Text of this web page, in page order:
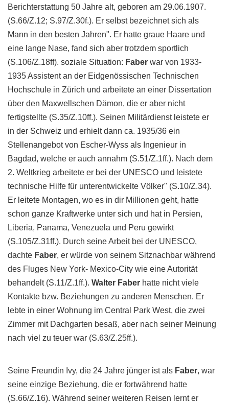
Berichterstattung 50 Jahre alt, geboren am 29.06.1907.
(S.66/Z.12; S.97/Z.30f.). Er selbst bezeichnet sich als
Mann in den besten Jahren". Er hatte graue Haare und
eine lange Nase, fand sich aber trotzdem sportlich
(S.106/Z.18ff). soziale Situation: Faber war von 1933-
1935 Assistent an der Eidgenössischen Technischen
Hochschule in Zürich und arbeitete an einer Dissertation
über den Maxwellschen Dämon, die er aber nicht
fertigstellte (S.35/Z.10ff.). Seinen Militärdienst leistete er
in der Schweiz und erhielt dann ca. 1935/36 ein
Stellenangebot von Escher-Wyss als Ingenieur in
Bagdad, welche er auch annahm (S.51/Z.1ff.). Nach dem
2. Weltkrieg arbeitete er bei der UNESCO und leistete
technische Hilfe für unterentwickelte Völker" (S.10/Z.34).
Er leitete Montagen, wo es in dir Millionen geht, hatte
schon ganze Kraftwerke unter sich und hat in Persien,
Liberia, Panama, Venezuela und Peru gewirkt
(S.105/Z.31ff.). Durch seine Arbeit bei der UNESCO,
dachte Faber, er würde von seinem Sitznachbar während
des Fluges New York- Mexico-City wie eine Autorität
behandelt (S.11/Z.1ff.). Walter Faber hatte nicht viele
Kontakte bzw. Beziehungen zu anderen Menschen. Er
lebte in einer Wohnung im Central Park West, die zwei
Zimmer mit Dachgarten besaß, aber nach seiner Meinung
nach viel zu teuer war (S.63/Z.25ff.).
Seine Freundin Ivy, die 24 Jahre jünger ist als Faber, war
seine einzige Beziehung, die er fortwährend hatte
(S.66/Z.16). Während seiner weiteren Reisen lernt er